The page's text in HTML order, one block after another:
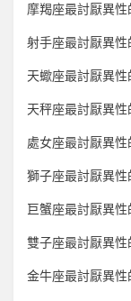
摩羯座最討厭異性
射手座最討厭異性
天蠍座最討厭異性
天秤座最討厭異性
處女座最討厭異性
獅子座最討厭異性
巨蟹座最討厭異性
雙子座最討厭異性
金牛座最討厭異性